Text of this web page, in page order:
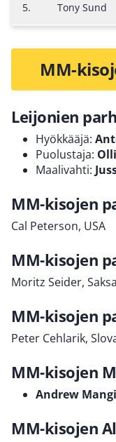
5. Tony Sund
MM-
Leijonien
Hyökkääjä:
Puolustaja:
Maalivahti:
MM-kisojen
Cal Peterson, USA
MM-kisojen
Moritz Seider, Saksa
MM-kisojen
Peter Cehlarik,
MM-kisojen
Andrew
MM-kisojen